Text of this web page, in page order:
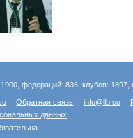
федераций: 836, клубов:
Обратная связь info@llb.su
данных